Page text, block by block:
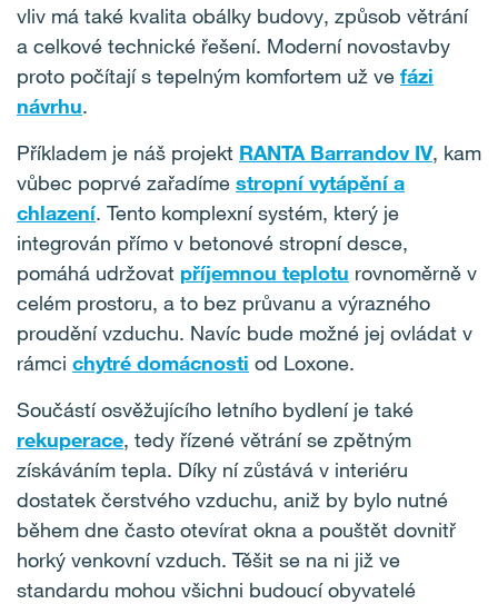
vliv má také kvalita obálky budovy, způsob větrání
a celkové technické řešení. Moderní novostavby
proto počítají s tepelným komfortem už ve fázi
návrhu.
Příkladem je náš projekt RANTA Barrandov IV, kam
vůbec poprvé zařadíme stropní vytápění a
chlazení. Tento komplexní systém, který je
integrován přímo v betonové stropní desce,
pomáhá udržovat příjemnou teplotu rovnoměrně v
celém prostoru, a to bez průvanu a výrazného
proudění vzduchu. Navíc bude možné jej ovládat v
rámci chytré domácnosti od Loxone.
Součástí osvěžujícího letního bydlení je také
rekuperace, tedy řízené větrání se zpětným
získáváním tepla. Díky ní zůstává v interiéru
dostatek čerstvého vzduchu, aniž by bylo nutné
během dne často otevírat okna a pouštět dovnitř
horký venkovní vzduch. Těšit se na ni již ve
standardu mohou všichni budoucí obyvatelé